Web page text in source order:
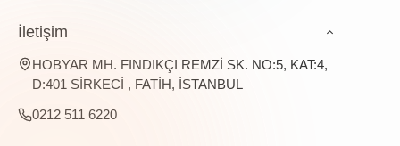
İletişim
HOBYAR MH. FINDIKÇI REMZİ SK. NO:5, KAT:4,
D:401 SİRKECİ , FATİH, İSTANBUL
0212 511 6220